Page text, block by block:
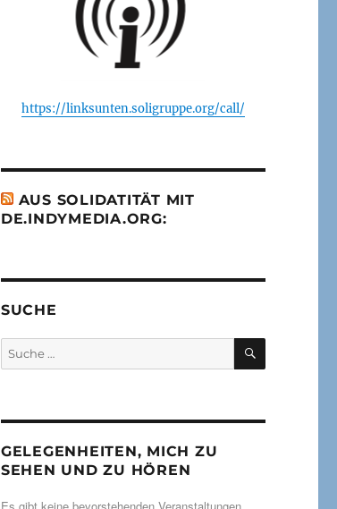
https://linksunten.soligruppe.org/call/
AUS SOLIDATITÄT MIT
DE.INDYMEDIA.ORG:
SUCHE
Suche
nach:
SUCHEN
GELEGENHEITEN, MICH ZU
SEHEN UND ZU HÖREN
Es gibt keine bevorstehenden Veranstaltungen.